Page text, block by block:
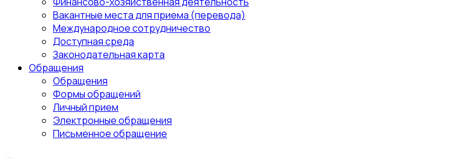
Вакантные места для приема (перевода)
Международное сотрудничество
Доступная среда
Законодательная карта
Обращения
Обращения
Формы обращений
Личный прием
Электронные обращения
Письменное обращение